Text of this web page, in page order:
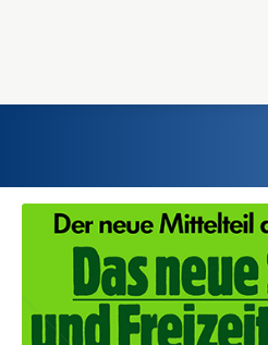
Home
Einst und Heute
Marken